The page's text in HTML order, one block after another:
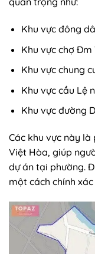
Khu vực đông
Khu vực chợ Đm
Khu vực chung
Khu vực cầu Lệ
Khu vực đường
Các khu vực này
Việt Hòa, giúp
dự án tại phường.
một cách chính